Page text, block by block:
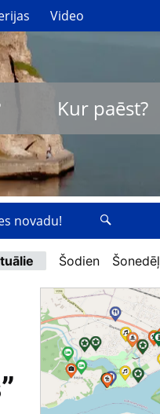
Video
Kur paēst?
novadu!
Šodien Šonedēļ